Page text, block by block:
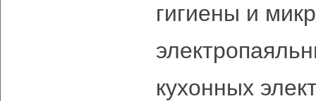
гигиены и
кухонных